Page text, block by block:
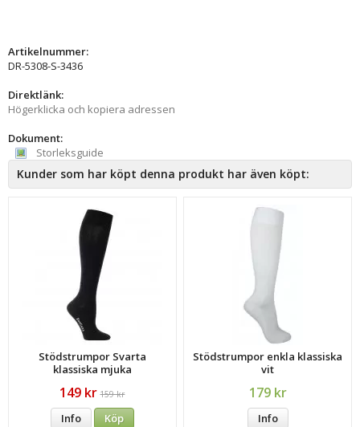
Artikelnummer:
DR-5308-S-3436
Direktlänk:
Högerklicka och kopiera adressen
Dokument:
Storleksguide
Kunder som har köpt denna produkt har även köpt:
Stödstrumpor Svarta
klassiska mjuka
149 kr 159 kr
Info Köp
Stödstrumpor enkla klassiska
vit
179 kr
Info